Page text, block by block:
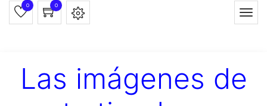
0 0
Las imágenes de